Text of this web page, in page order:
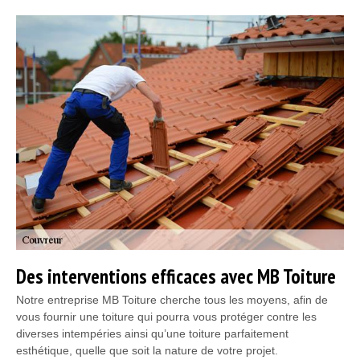
Des interventions efficaces avec MB Toiture
Notre entreprise MB Toiture cherche tous les moyens, afin de
vous fournir une toiture qui pourra vous protéger contre les
diverses intempéries ainsi qu’une toiture parfaitement
esthétique, quelle que soit la nature de votre projet.